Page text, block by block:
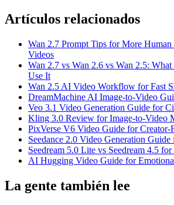
Artículos relacionados
Wan 2.7 Prompt Tips for More
Videos
Wan 2.7 vs Wan 2.6 vs Wan 2.5:
Use It
Wan 2.5 AI Video Workflow for Fast
DreamMachine AI Image-to-Video
Veo 3.1 Video Generation Guide for
Kling 3.0 Review for Image-to-Video
PixVerse V6 Video Guide for Creator-
Seedance 2.0 Video Generation
Seedream 5.0 Lite vs Seedream 4.5
AI Hugging Video Guide for
La gente también lee